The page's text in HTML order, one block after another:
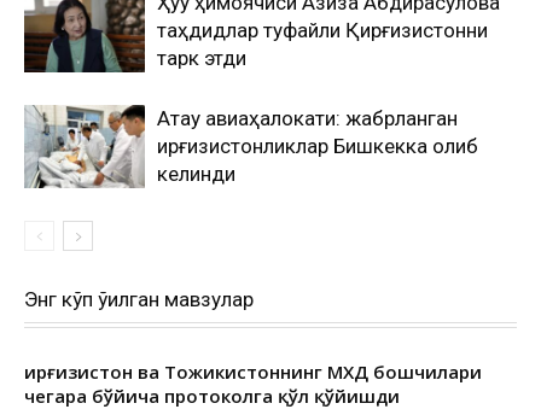
таҳдидлар туфайли Қирғизистонни
тарк этди
Ақтау авиаҳалокати: жабрланган
қирғизистонликлар Бишкекка олиб
келинди
Энг кўп ўқилган мавзулар
Қирғизистон ва Тожикистоннинг МХДҚ бошчилари
чегара бўйича протоколга қўл қўйишди